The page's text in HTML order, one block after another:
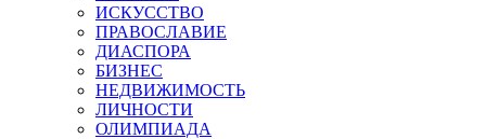
ИСКУССТВО
ПРАВОСЛАВИЕ
ДИАСПОРА
БИЗНЕС
НЕДВИЖИМОСТЬ
ЛИЧНОСТИ
ОЛИМПИАДА